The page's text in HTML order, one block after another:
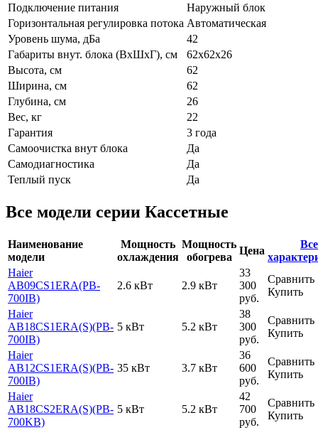
Подключение питания
Наружный блок
Горизонтальная регулировка потока Автоматическая
Уровень шума, дБа
42
Габариты внут. блока (ВхШхГ), см
62х62х26
Высота, см
62
Ширина, см
62
Глубина, см
26
Вес, кг
22
Гарантия
3 года
Самоочистка внут блока
Да
Самодиагностика
Да
Теплый пуск
Да
Все модели серии Кассетные
Наименование
модели
Мощность
охлаждения
Мощность
обогрева
Цена
Все
Haier
AB09CS1ERA(PB-
700IB)
2.6 кВт 2.9 кВт
33
300
руб.
Сравнить
Купить
Haier
AB18CS1ERA(S)(PB-
700IB)
5 кВт 5.2 кВт
38
300
руб.
Сравнить
Купить
Haier
AB12CS1ERA(S)(PB-
700IB)
35 кВт 3.7 кВт
36
600
руб.
Сравнить
Купить
Haier
AB18CS2ERA(S)(PB-
700KB)
5 кВт 5.2 кВт
42
700
руб.
Сравнить
Купить